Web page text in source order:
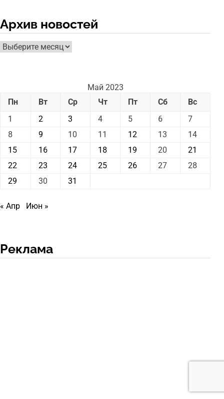
Архив новостей
Архив
новостей
Май 2023
Пн
Вт Ср Чт Пт Сб
Вс
1
2 3 4 5 6
7
8
9 10 11 12 13
14
15
16 17 18 19 20
21
22
23 24 25 26 27
28
29
30 31
« Апр Июн »
Реклама